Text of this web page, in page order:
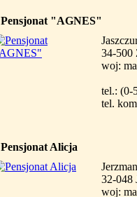
Pensjonat "AGNES"
34-500
woj:
tel.: (0-
tel.
Pensjonat Alicja
32-048
woj: